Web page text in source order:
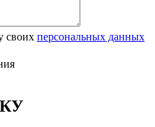
своих персональных данных